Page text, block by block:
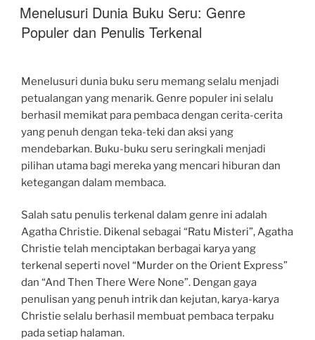
ON
Menelusuri Dunia Buku Seru: Genre
Populer dan Penulis Terkenal
Menelusuri dunia buku seru memang selalu menjadi
petualangan yang menarik. Genre populer ini selalu
berhasil memikat para pembaca dengan cerita-cerita
yang penuh dengan teka-teki dan aksi yang
mendebarkan. Buku-buku seru seringkali menjadi
pilihan utama bagi mereka yang mencari hiburan dan
ketegangan dalam membaca.
Salah satu penulis terkenal dalam genre ini adalah
Agatha Christie. Dikenal sebagai “Ratu Misteri”, Agatha
Christie telah menciptakan berbagai karya yang
terkenal seperti novel “Murder on the Orient Express”
dan “And Then There Were None”. Dengan gaya
penulisan yang penuh intrik dan kejutan, karya-karya
Christie selalu berhasil membuat pembaca terpaku
pada setiap halaman.